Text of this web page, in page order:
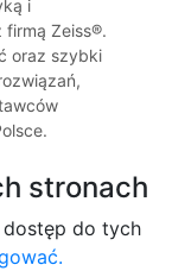
i
firmą Zeiss®.
oraz szybki
stronach
do tych